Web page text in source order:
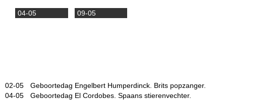
04-05 09-05
02-05
Geboortedag Engelbert Humperdinck. Brits popzanger.
04-05
Geboortedag El Cordobes. Spaans stierenvechter.